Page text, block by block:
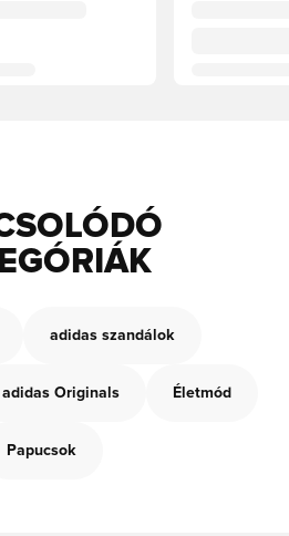
adidas szandálok
adidas Originals Életmód
Papucsok